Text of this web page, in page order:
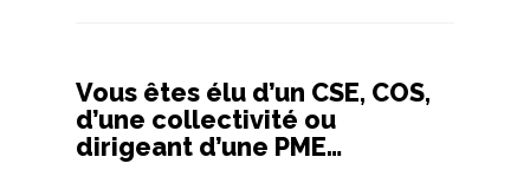
Vous êtes élu d’un CSE, COS,
d’une collectivité ou
dirigeant d’une PME…